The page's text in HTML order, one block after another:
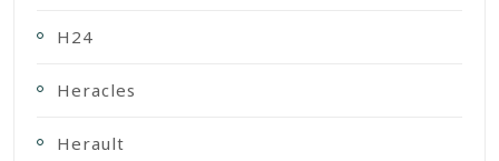
H24
Heracles
Herault